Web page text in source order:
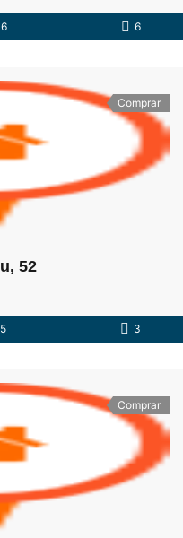
6 6
Comprar
52
5 3
Comprar